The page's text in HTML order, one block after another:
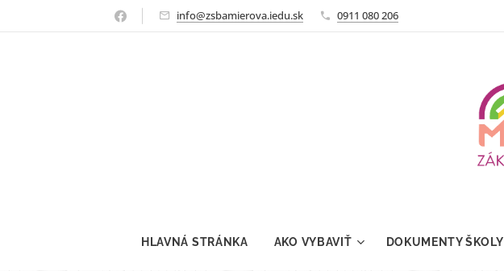
info@zsbamierova.iedu.sk 0911 080 206
HLAVNÁ STRÁNKA AKO VYBAVIŤ DOKUMENTY ŠKOLY